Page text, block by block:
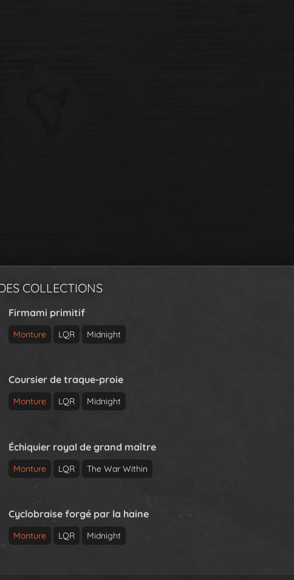
COLLECTIONS
Firmami primitif
Monture LQR Midnight
Coursier de traque-proie
Monture LQR Midnight
Échiquier royal de grand maître
Monture LQR The War Within
Cyclobraise forgé par la haine
Monture LQR Midnight